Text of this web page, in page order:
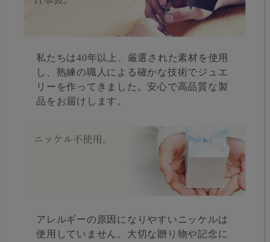
私たちは40年以上、厳選された素材を使用
し、熟練の職人による確かな技術でジュエ
リーを作ってきました。安心で高品質な製
品をお届けします。
アレルギーの原因になりやすいニッケルは
使用していません。大切な贈り物や記念に